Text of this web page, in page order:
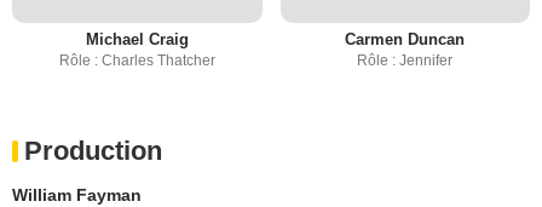
Michael Craig
Rôle : Charles Thatcher
Carmen Duncan
Rôle : Jennifer
Production
William Fayman